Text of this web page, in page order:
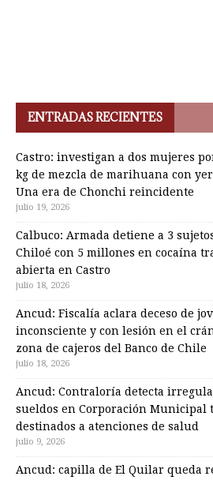
ENTRADAS RECIENTES
Castro: investigan a dos mujeres
kg de mezcla de marihuana con
Una era de Chonchi reincidente
julio 19, 2026
Calbuco: Armada detiene a 3
Chiloé con 5 millones en cocaína
abierta en Castro
julio 18, 2026
Ancud: Fiscalía aclara deceso de
inconsciente y con lesión en el
zona de cajeros del Banco de Chile
julio 18, 2026
Ancud: Contraloría detecta
sueldos en Corporación Municipal
destinados a atenciones de salud
julio 9, 2026
Ancud: capilla de El Quilar queda